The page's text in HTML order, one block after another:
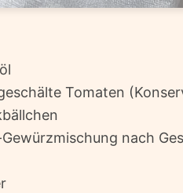
Tomaten
nach